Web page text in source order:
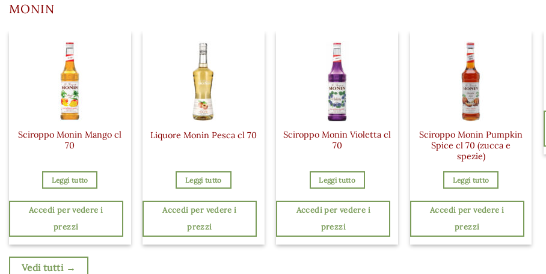
MONIN
Sciroppo Monin Mango cl
70
Leggi tutto
Accedi per vedere i
prezzi
Liquore Monin Pesca cl 70
Leggi tutto
Accedi per vedere i
prezzi
Sciroppo Monin Violetta cl
70
Leggi tutto
Accedi per vedere i
prezzi
Sciroppo Monin Pumpkin
Spice cl 70 (zucca e
spezie)
Leggi tutto
Accedi per vedere i
prezzi
Vedi tutti →